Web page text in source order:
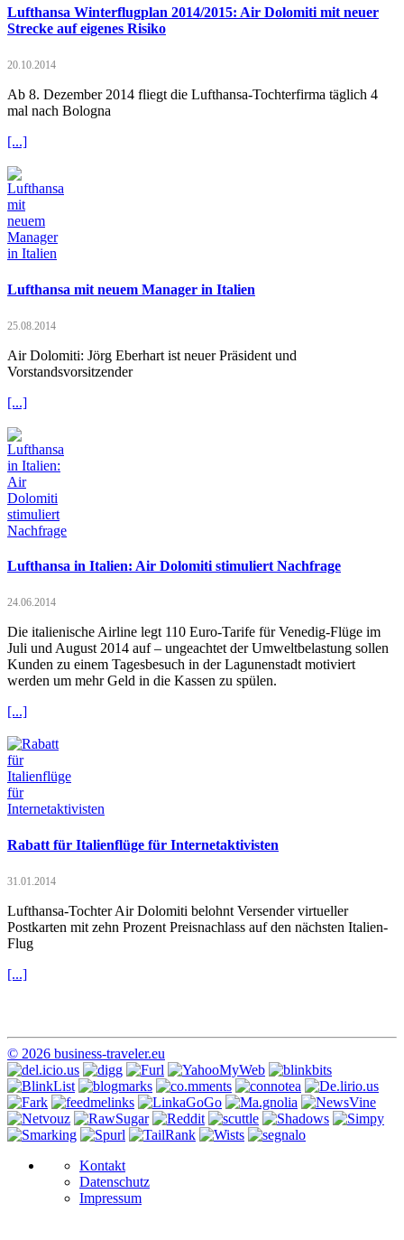
Lufthansa Winterflugplan 2014/2015: Air Dolomiti mit neuer
Strecke auf eigenes Risiko
20.10.2014
Ab 8. Dezember 2014 fliegt die Lufthansa-Tochterfirma täglich 4
mal nach Bologna
[...]
Lufthansa mit neuem Manager in Italien
25.08.2014
Air Dolomiti: Jörg Eberhart ist neuer Präsident und
Vorstandsvorsitzender
[...]
Lufthansa in Italien: Air Dolomiti stimuliert Nachfrage
24.06.2014
Die italienische Airline legt 110 Euro-Tarife für Venedig-Flüge im
Juli und August 2014 auf – ungeachtet der Umweltbelastung sollen
Kunden zu einem Tagesbesuch in der Lagunenstadt motiviert
werden um mehr Geld in die Kassen zu spülen.
[...]
Rabatt für Italienflüge für Internetaktivisten
31.01.2014
Lufthansa-Tochter Air Dolomiti belohnt Versender virtueller
Postkarten mit zehn Prozent Preisnachlass auf den nächsten Italien-
Flug
[...]
© 2026 business-traveler.eu
Kontakt
Datenschutz
Impressum